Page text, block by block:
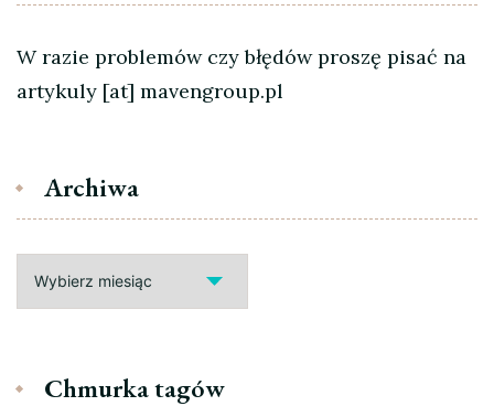
W razie problemów czy błędów proszę pisać na
artykuly [at] mavengroup.pl
Archiwa
Chmurka tagów